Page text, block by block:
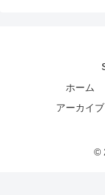
ホーム
アーカイブ
©